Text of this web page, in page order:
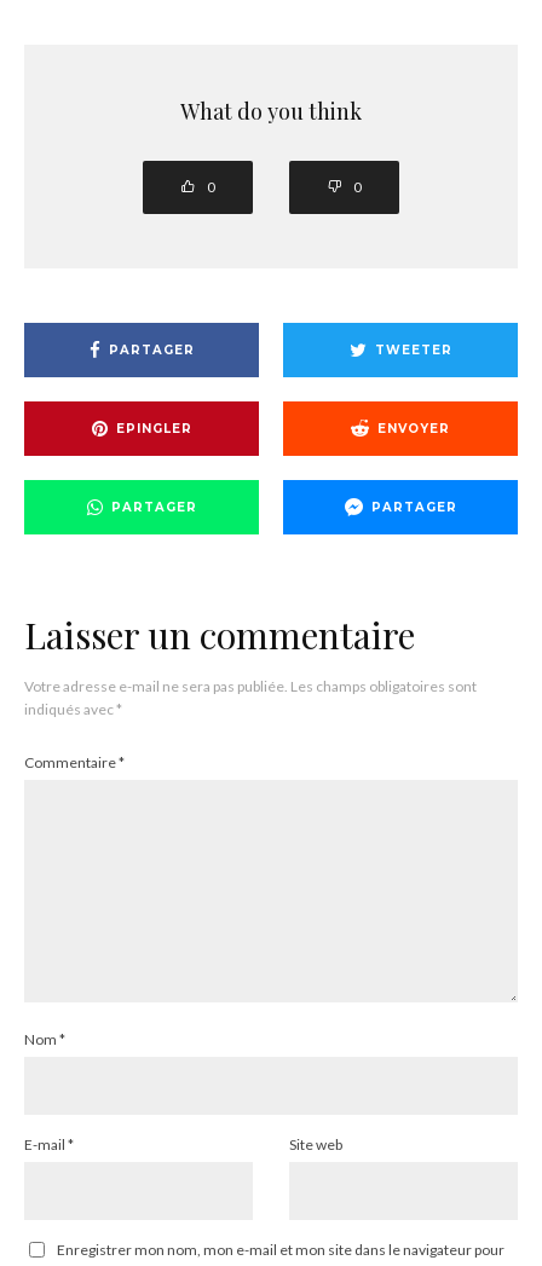
What do you think
0 0
PARTAGER TWEETER
EPINGLER ENVOYER
PARTAGER PARTAGER
Laisser un commentaire
Votre adresse e-mail ne sera pas publiée. Les champs obligatoires sont
indiqués avec*
Commentaire*
Nom *
E-mail * Site web
Enregistrer mon nom, mon e-mail et mon site dans le navigateur pour